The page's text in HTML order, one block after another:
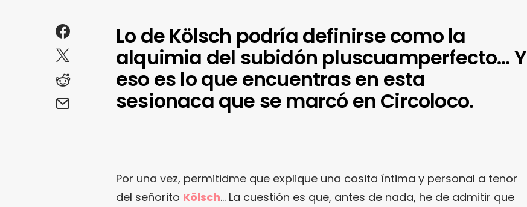
Lo de Kölsch podría definirse como la
alquimia del subidón pluscuamperfecto… Y
eso es lo que encuentras en esta
sesionaca que se marcó en Circoloco.
Por una vez, permitidme que explique una cosita íntima y personal a tenor
del señorito Kölsch… La cuestión es que, antes de nada, he de admitir que